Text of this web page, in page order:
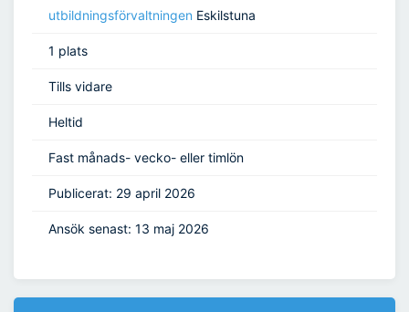
utbildningsförvaltningen Eskilstuna
1 plats
Tills vidare
Heltid
Fast månads- vecko- eller timlön
Publicerat: 29 april 2026
Ansök senast: 13 maj 2026